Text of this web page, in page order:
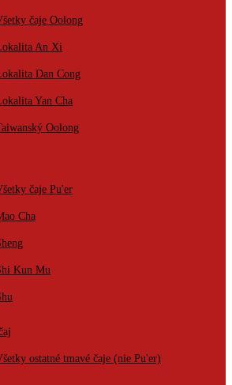
čaje Oolong
An Xi
Dan Cong
Yan Cha
Oolong
čaje Pu'er
Cha
Kun Mu
ostatné tmavé čaje (nie Pu'er)